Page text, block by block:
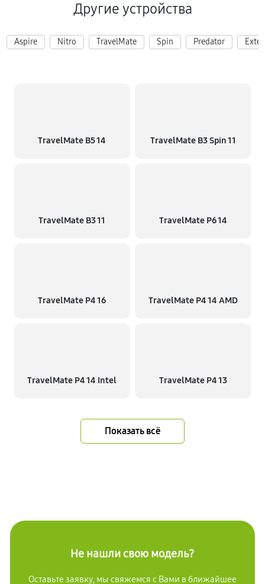
Другие устройства
Aspire Nitro TravelMate Spin Predator
TravelMate B5 14 TravelMate B3 Spin 11
TravelMate B3 11 TravelMate P6 14
TravelMate P4 16 TravelMate P4 14 AMD
TravelMate P4 14 Intel TravelMate P4 13
Показать всё
Не нашли свою модель?
Оставьте заявку, мы свяжемся с Вами в ближайшее